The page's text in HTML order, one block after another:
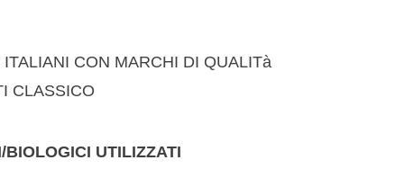
ITALIANI CON MARCHI DI QUALITà
CLASSICO
UTILIZZATI